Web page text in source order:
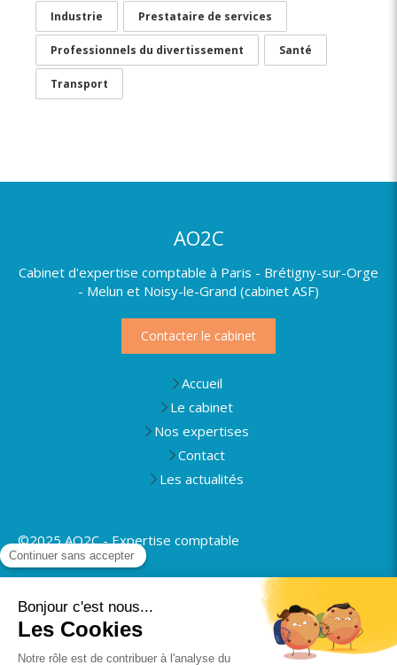
Industrie Prestataire de services
Professionnels du divertissement Santé
Transport
AO2C
Cabinet d'expertise comptable à Paris - Brétigny-sur-Orge
- Melun et Noisy-le-Grand (cabinet ASF)
Contacter le cabinet
Accueil
Le cabinet
Nos expertises
Contact
Les actualités
©2025 AO2C - Expertise comptable
Politique de confidentialité